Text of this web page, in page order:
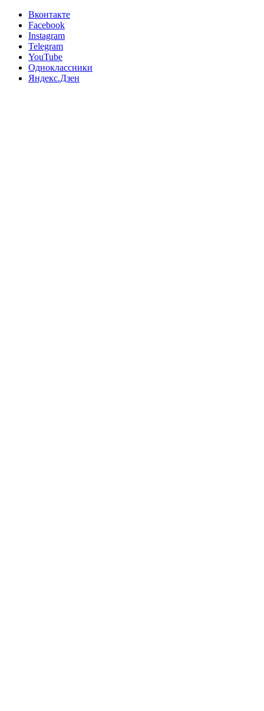
Вконтакте
Facebook
Instagram
Telegram
YouTube
Одноклассники
Яндекс.Дзен